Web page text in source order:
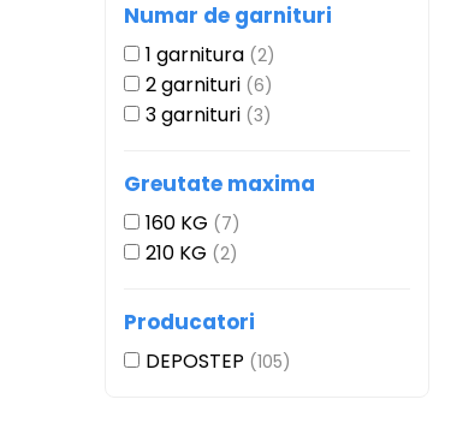
Numar de garnituri
1 garnitura (2)
2 garnituri (6)
3 garnituri (3)
Greutate maxima
160 KG (7)
210 KG (2)
Producatori
DEPOSTEP (105)